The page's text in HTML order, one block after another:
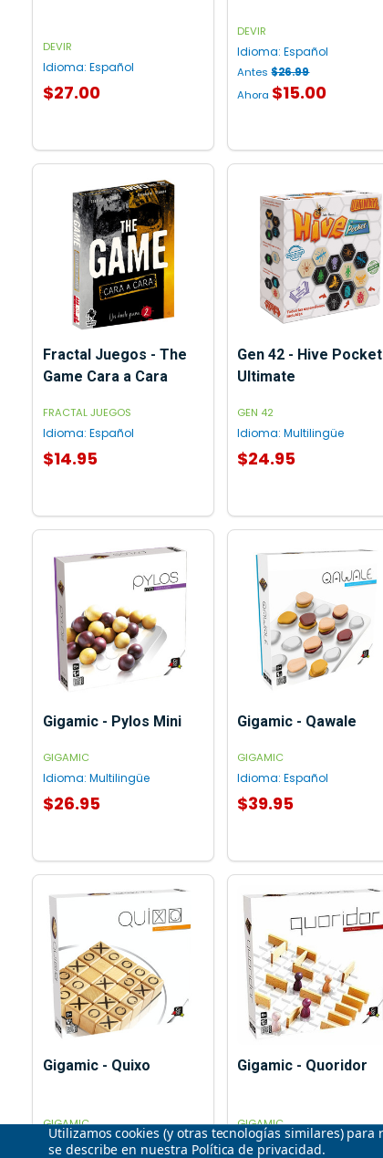
DEVIR
Idioma: Español
$27.00
DEVIR
Idioma: Español
Antes $26.99
Ahora $15.00
Fractal Juegos - The
Game Cara a Cara
FRACTAL JUEGOS
Idioma: Español
$14.95
Gen 42 - Hive Pocket
Ultimate
GEN 42
Idioma: Multilingüe
$24.95
Gigamic - Pylos Mini
GIGAMIC
Idioma: Multilingüe
$26.95
Gigamic - Qawale
GIGAMIC
Idioma: Español
$39.95
Gigamic - Quixo
GIGAMIC
Idioma:Multilingüe
Gigamic - Quoridor
GIGAMIC
Idioma: Multilingüe
Utilizamos cookies (y otras tecnologías similares)
se describe en nuestra Política de privacidad.